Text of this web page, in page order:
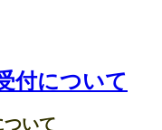
付について
いて